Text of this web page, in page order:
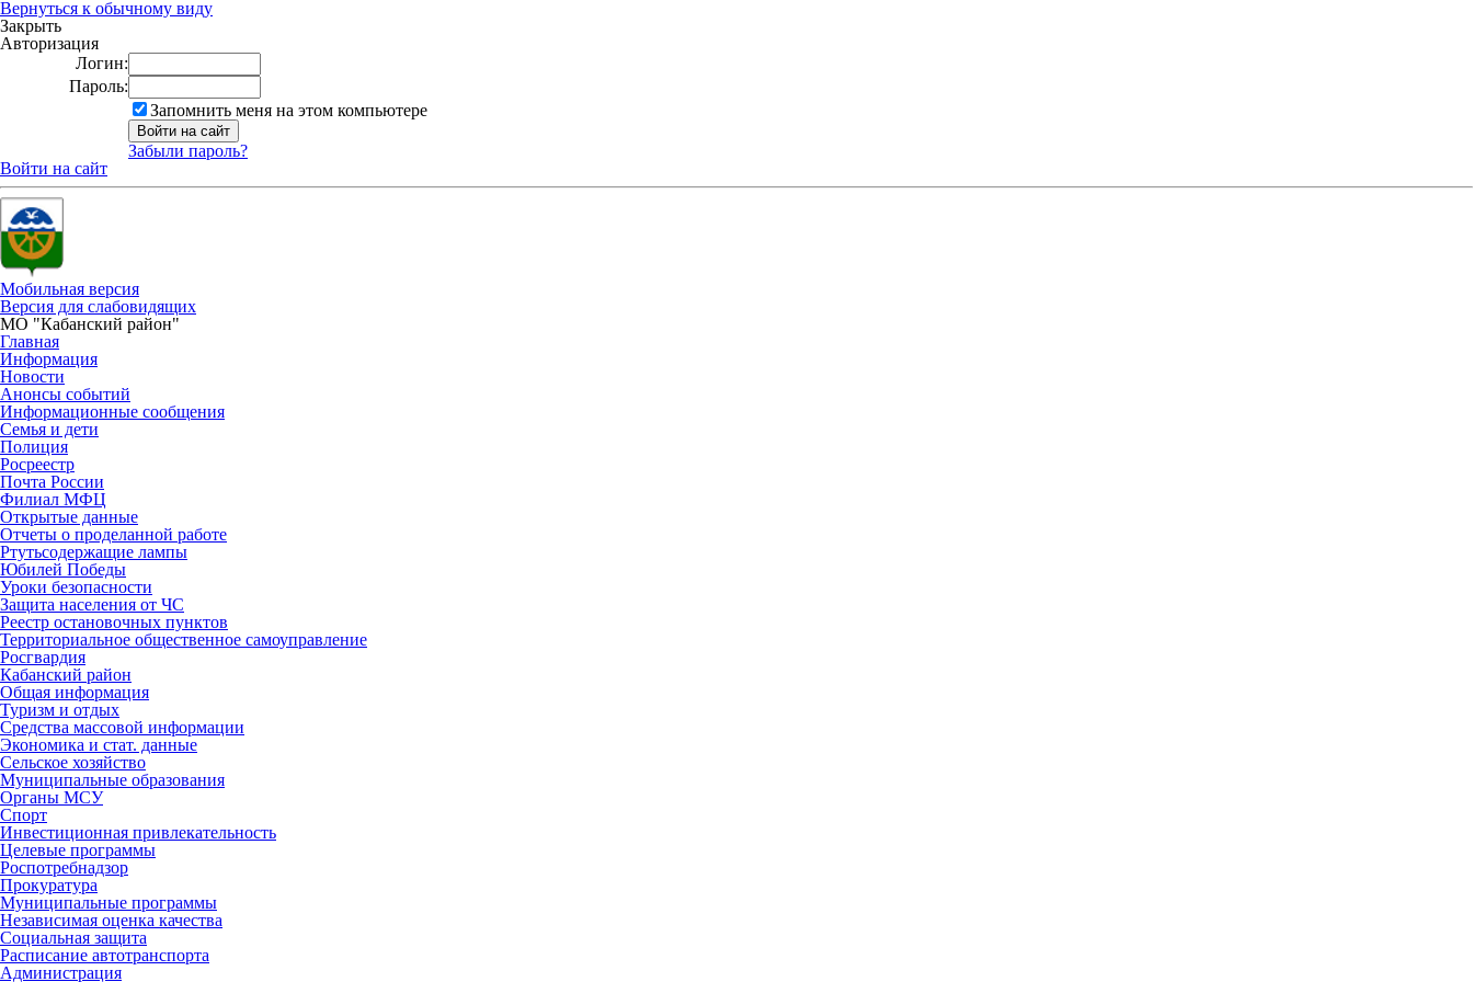
Вернуться к обычному виду
Закрыть
Авторизация
Логин:
Пароль:
Запомнить меня на этом компьютере
Забыли пароль?
Войти на сайт
Мобильная версия
Версия для слабовидящих
МО "Кабанский район"
Главная
Информация
Новости
Анонсы событий
Информационные сообщения
Семья и дети
Полиция
Росреестр
Почта России
Филиал МФЦ
Открытые данные
Отчеты о проделанной работе
Ртутьсодержащие лампы
Юбилей Победы
Уроки безопасности
Защита населения от ЧС
Реестр остановочных пунктов
Территориальное общественное самоуправление
Росгвардия
Кабанский район
Общая информация
Туризм и отдых
Средства массовой информации
Экономика и стат. данные
Сельское хозяйство
Муниципальные образования
Органы МСУ
Спорт
Инвестиционная привлекательность
Целевые программы
Роспотребнадзор
Прокуратура
Муниципальные программы
Независимая оценка качества
Социальная защита
Расписание автотранспорта
Администрация